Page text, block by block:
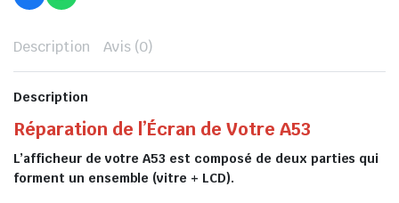
Description Avis (0)
Description
Réparation de l’Écran de Votre A53
L’afficheur de votre A53 est composé de deux parties qui
forment un ensemble (vitre + LCD).